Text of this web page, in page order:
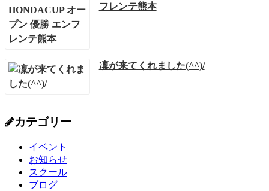
フレンテ熊本
凜が来てくれました(^^)/
カテゴリー
イベント
お知らせ
スクール
ブログ